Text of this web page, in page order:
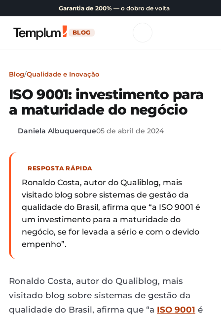
Garantia de 200% — o dobro de volta
BLOG
Blog/Qualidade e Inovação
ISO 9001: investimento para
a maturidade do negócio
Daniela Albuquerque05 de abril de 2024
RESPOSTA RÁPIDA
Ronaldo Costa, autor do Qualiblog, mais
visitado blog sobre sistemas de gestão da
qualidade do Brasil, afirma que “a ISO 9001 é
um investimento para a maturidade do
negócio, se for levada a sério e com o devido
empenho”.
Ronaldo Costa, autor do Qualiblog, mais
visitado blog sobre sistemas de gestão da
qualidade do Brasil, afirma que “a ISO 9001 é